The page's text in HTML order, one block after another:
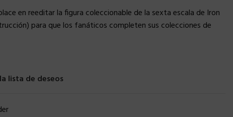
en reeditar la figura coleccionable de la sexta escala de Iron
para que los fanáticos completen sus colecciones de
lista de deseos